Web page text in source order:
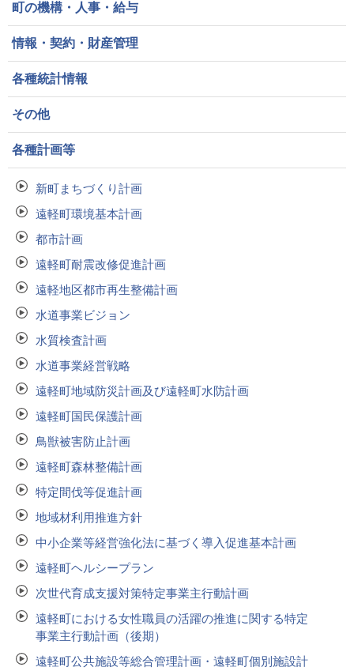
町の機構・人事・給与
情報・契約・財産管理
各種統計情報
その他
各種計画等
新町まちづくり計画
遠軽町環境基本計画
都市計画
遠軽町耐震改修促進計画
遠軽地区都市再生整備計画
水道事業ビジョン
水質検査計画
水道事業経営戦略
遠軽町地域防災計画及び遠軽町水防計画
遠軽町国民保護計画
鳥獣被害防止計画
遠軽町森林整備計画
特定間伐等促進計画
地域材利用推進方針
中小企業等経営強化法に基づく導入促進基本計画
遠軽町ヘルシープラン
次世代育成支援対策特定事業主行動計画
遠軽町における女性職員の活躍の推進に関する特定
事業主行動計画（後期）
遠軽町公共施設等総合管理計画・遠軽町個別施設計